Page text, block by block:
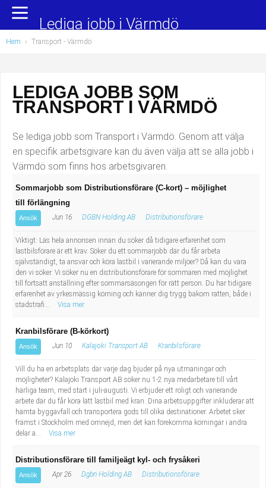
Yrkesområden
Administration, ekonomi, juridik
Chefer och verksamhetsledare
Data/IT
Försäljning, inköp, marknadsföring
Hantverksyrken
Hotell, restaurang, storhushåll
Hälso- och sjukvård
Industriell tillverkning
Installation, drift, underhåll
Kropps- och skönhetsvård
Kultur, media, design
Militärt arbete
Naturbruk
Pedagogiskt arbete
Populära jobb
Undersköterska, hemtjänst och äldreboende
Barnskötare
Lärare i förskola/Förskollärare
Lagerarbetare
Bussförare/Busschaufför
Elevassistent
Personlig assistent
Behandlingsassistent/Socialpedagog
Tandsköterska
Budbilsförare
Tidningsbud/Tidningsdistributör
Lärare i fritidshem/Fritidspedagog
Taxiförare/Taxichaufför
sekreterare
Lediga jobb i Värmdö
Hem › Transport - Värmdö
LEDIGA JOBB SOM
TRANSPORT I VÄRMDÖ
Se lediga jobb som Transport i Värmdö. Genom att välja
en specifik arbetsgivare kan du även välja att se alla jobb i
Värmdö som finns hos arbetsgivaren.
Sommarjobb som Distributionsförare (C-kort) – möjlighet
till förlängning
Ansök Jun 16 DGBN Holding AB Distributionsförare
Viktigt: Läs hela annonsen innan du söker då tidigare erfarenhet som
lastbilsförare är ett krav. Söker du ett sommarjobb där du får arbeta
självständigt, ta ansvar och köra lastbil i varierande miljöer? Då kan du vara
den vi söker. Vi söker nu en distributionsförare för sommaren med möjlighet
till fortsatt anställning efter sommarsäsongen för rätt person. Du har tidigare
erfarenhet av yrkesmässig körning och känner dig trygg bakom ratten, både i
stadstrafi...
Visa mer
Kranbilsförare (B-körkort)
Ansök Jun 10 Kalajoki Transport AB Kranbilsförare
Vill du ha en arbetsplats där varje dag bjuder på nya utmaningar och
möjligheter? Kalajoki Transport AB söker nu 1-2 nya medarbetare till vårt
härliga team, med start i juli-augusti. Vi erbjuder ett roligt och varierande
arbete där du får köra lätt lastbil med kran. Dina arbetsuppgifter inkluderar att
hämta byggavfall och transportera gods till olika destinationer. Arbetet sker
främst i Stockholm med omnejd, men det kan förekomma körningar i andra
delar a...
Visa mer
Distributionsförare till familjeägt kyl- och frysåkeri
Ansök Apr 26 Dgbn Holding AB Distributionsförare